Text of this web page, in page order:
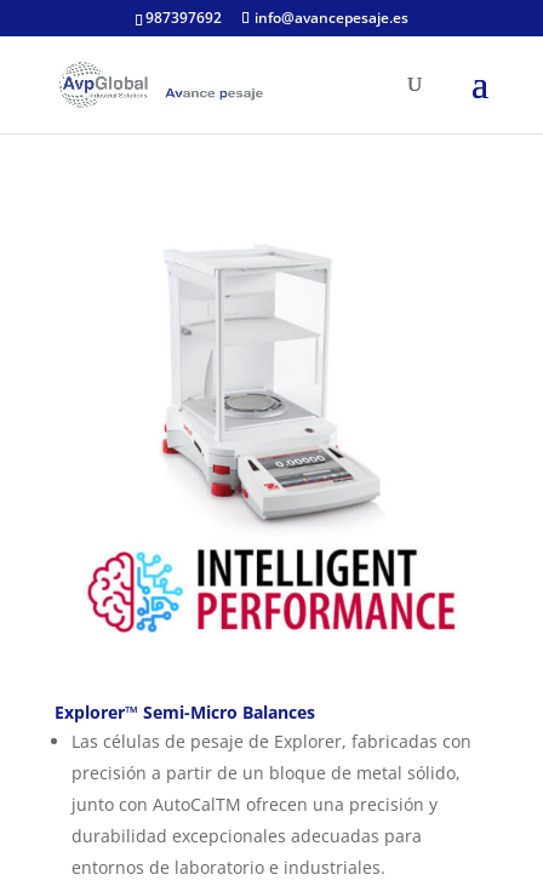
987397692 info@avancepesaje.es
Explorer™ Semi-Micro Balances
Las células de pesaje de Explorer, fabricadas con
precisión a partir de un bloque de metal sólido,
junto con AutoCalTM ofrecen una precisión y
durabilidad excepcionales adecuadas para
entornos de laboratorio e industriales.